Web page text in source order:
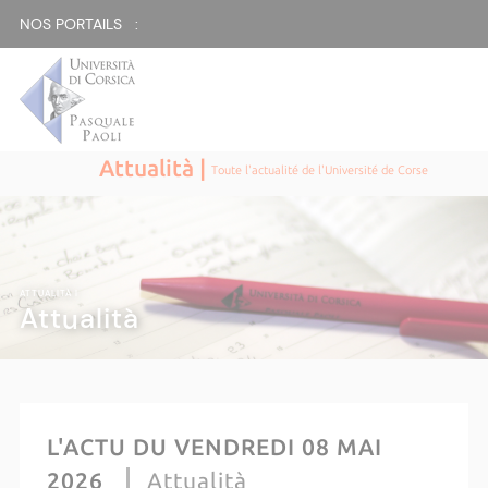
NOS PORTAILS :
Attualità |Toute l'actualité de l'Université de Corse
ATTUALITÀ |
Attualità
L'ACTU DU VENDREDI 08 MAI
2026
Attualità